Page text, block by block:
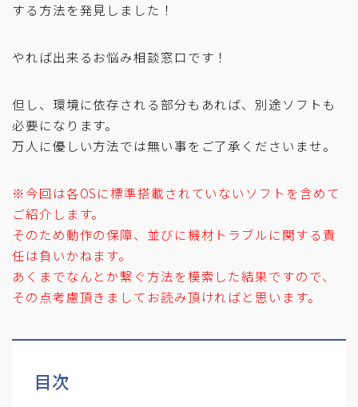
する方法を発見しました！
やれば出来るお悩み相談窓口です！
但し、環境に依存される部分もあれば、別途ソフトも
必要になります。
万人に優しい方法では無い事をご了承くださいませ。
※今回は各OSに標準搭載されていないソフトを含めて
ご紹介します。
そのため動作の保障、並びに機材トラブルに関する責
任は負いかねます。
あくまでなんとか繋ぐ方法を模索した結果ですので、
その点考慮頂きましてお読み頂ければと思います。
目次